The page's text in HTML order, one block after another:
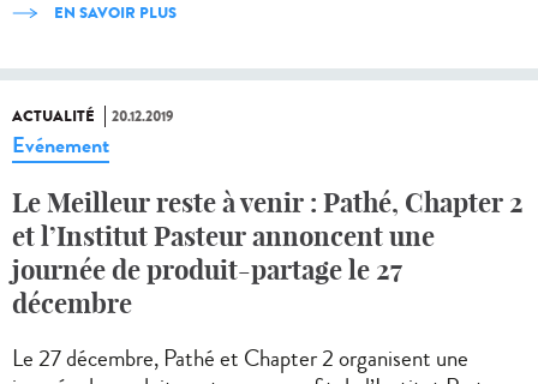
EN SAVOIR PLUS
ACTUALITÉ 20.12.2019
Evénement
Le Meilleur reste à venir : Pathé, Chapter 2
et l’Institut Pasteur annoncent une
journée de produit-partage le 27
décembre
Le 27 décembre, Pathé et Chapter 2 organisent une